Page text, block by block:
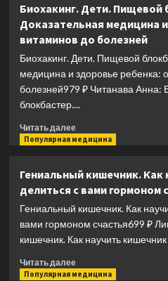
ген.
Какая
еда
нужна
нашей
ДНК
Биохакинг. Дети. Пищевой
Доказательная медицина
витаминов до болезней
Биохакинг. Дети. Пищевой
медицина и здоровье ребенка:
болезней979 ₽ Читанава Анна:
блокбастер....
Читать далееПрочитать
больше
Дети.
Пищевой
блокбастер.
Доказательная
и
здоровье
ребенка:
Популярная медицина
Гениальный кишечник. Как
делиться с вами гормоном
Гениальный кишечник. Как
вами гормоном счастья699 ₽
кишечник. Как научить кишечник
Читать далееПрочитать
больше
Популярная медицина